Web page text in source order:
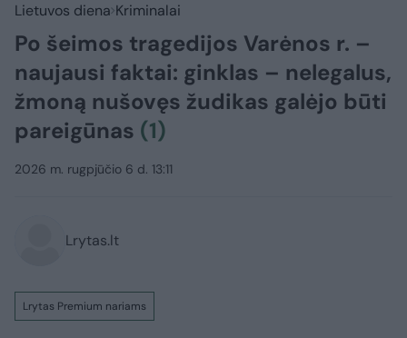
Lietuvos diena Kriminalai
Po šeimos tragedijos Varėnos r. –
naujausi faktai: ginklas – nelegalus,
žmoną nušovęs žudikas galėjo būti
pareigūnas (1)
2026 m. rugpjūčio 6 d. 13:11
Lrytas.lt
Lrytas Premium nariams